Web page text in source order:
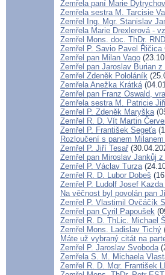
Zemřela paní Marie
Zemřela sestra M. Tarcisie
Zemřel Ing. Mgr. Stanislav
Zemřela Marie Drexlerová -
Zemřel Mons. doc. ThDr.
Zemřel P. Savio Pavel Řičica
Zemřel pan Milan Vago
Zemřel pan Jaroslav Burian z
Zemřel Zdeněk Pololáník
Zemřela Anežka Krátká
Zemřel pan Franz Oswald,
Zemřela sestra M. Patricie
Zemřel P. Zdeněk Maryška
Zemřel R. D. Vít Martin
Zemřel P. František Segeťa
Rozloučení s panem
Zemřel P. Jiří Tesař
Zemřel pan Miroslav Jankůj
Zemřel P. Václav Turza
Zemřel R. D. Lubor Dobeš
Zemřel P. Ludolf Josef Kazda
Na věčnost byl povolán pan
Zemřel P. Vlastimil Ovčáčík
Zemřel pan Cyril Papoušek
Zemřel R. D. ThLic. Michael
Zemřel Mons. Ladislav Tichý
Máte už vybraný citát na
Zemřel P. Jaroslav Svoboda
Zemřela S. M. Michaela
Zemřel R. D. Mgr. František